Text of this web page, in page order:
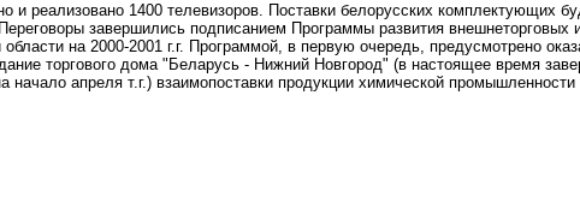
и реализовано 1400 телевизоров. Поставки белорусских комплектующих
завершились подписанием Программы развития
на 2000-2001 г.г. Программой, в первую очередь, предусмотрено
торгового дома "Беларусь - Нижний Новгород" (в настоящее время
начало апреля т.г.) взаимопоставки продукции химической промышленности